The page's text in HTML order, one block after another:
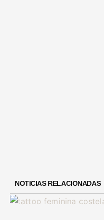
NOTICIAS RELACIONADAS